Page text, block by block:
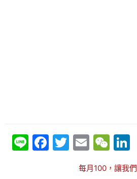
Li F
T
itt
E
ai
W
C
每月100，讓我